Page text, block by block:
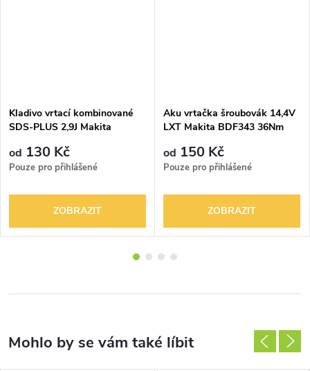
Kladivo vrtací kombinované
SDS-PLUS 2,9J Makita
od 130 Kč
Pouze pro přihlášené
ZOBRAZIT
Aku vrtačka šroubovák 14,4V
LXT Makita BDF343 36Nm
od 150 Kč
Pouze pro přihlášené
ZOBRAZIT